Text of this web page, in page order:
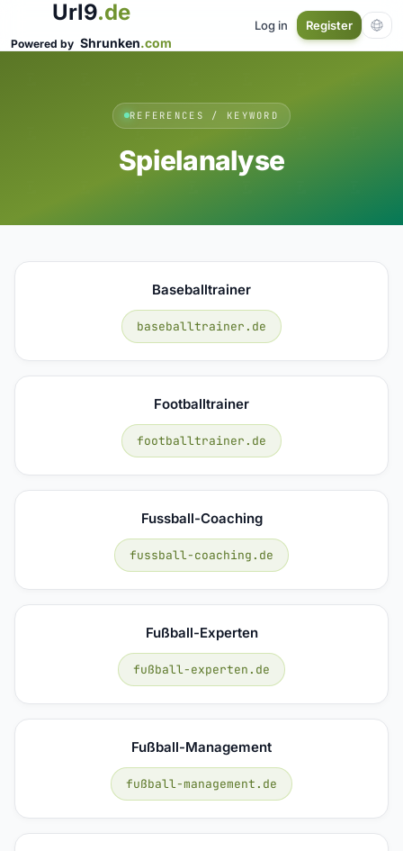
Url9.de
Powered by Shrunken.com
Log in Register
REFERENCES / KEYWORD
Spielanalyse
Baseballtrainer
baseballtrainer.de
Footballtrainer
footballtrainer.de
Fussball-Coaching
fussball-coaching.de
Fußball-Experten
fußball-experten.de
Fußball-Management
fußball-management.de